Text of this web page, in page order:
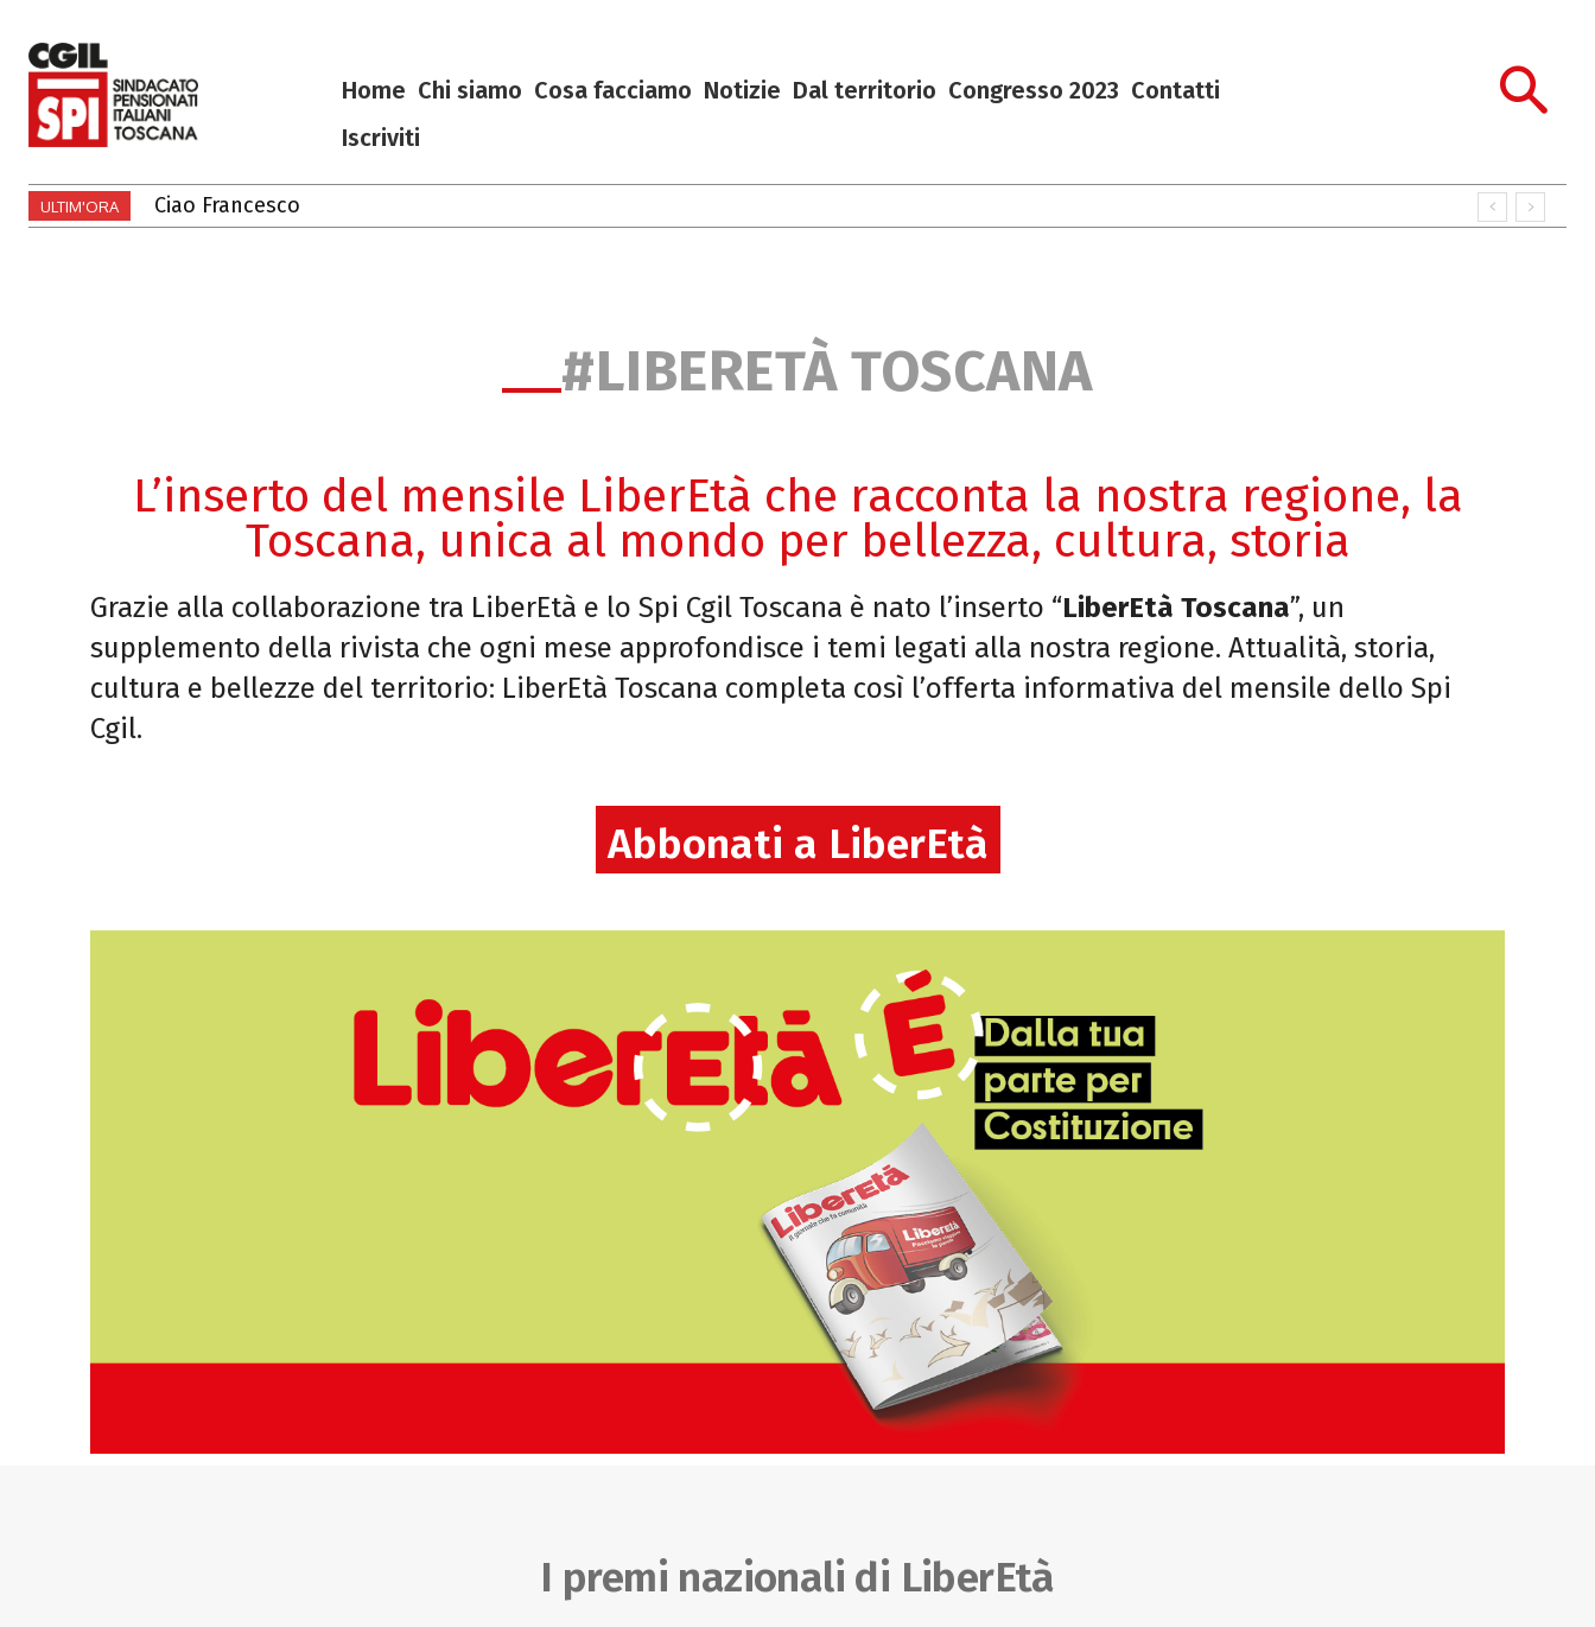
Home Chi siamo Cosa facciamo Notizie Dal territorio Congresso 2023 Contatti
Iscriviti
ULTIM'ORA Ciao Francesco
#LIBERETÀ TOSCANA
L’inserto del mensile LiberEtà che racconta la nostra regione, la
Toscana, unica al mondo per bellezza, cultura, storia
Grazie alla collaborazione tra LiberEtà e lo Spi Cgil Toscana è nato l’inserto “LiberEtà Toscana”, un
supplemento della rivista che ogni mese approfondisce i temi legati alla nostra regione. Attualità, storia,
cultura e bellezze del territorio: LiberEtà Toscana completa così l’offerta informativa del mensile dello Spi
Cgil.
Abbonati a LiberEtà
I premi nazionali di LiberEtà